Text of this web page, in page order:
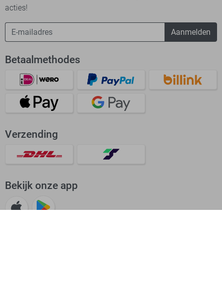
acties!
Aanmelden
Betaalmethodes
Verzending
Bekijk onze app